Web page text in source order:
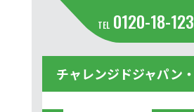
TEL 0120-18-
チャレンジドジャパン